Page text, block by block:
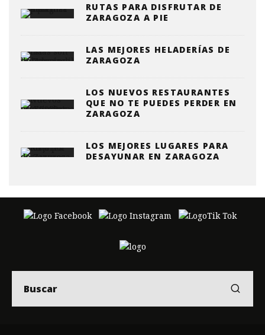
RUTAS PARA DISFRUTAR DE
ZARAGOZA A PIE
LAS MEJORES HELADERÍAS DE
ZARAGOZA
LOS NUEVOS RESTAURANTES
QUE NO TE PUEDES PERDER EN
ZARAGOZA
LOS MEJORES LUGARES PARA
DESAYUNAR EN ZARAGOZA